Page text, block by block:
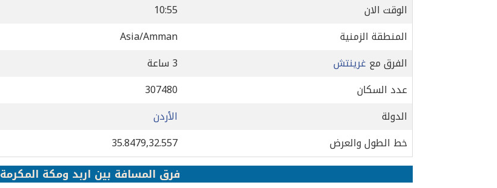
الوقت الان
10:55
المنطقة الزمنية
Asia/Amman
الفرق مع غرينتش 3 ساعة
عدد السكان
307480
الدولة
الأردن
خط الطول والعرض
35.8479,32.557
فرق المسافة بين اربد ومكة المكرمة